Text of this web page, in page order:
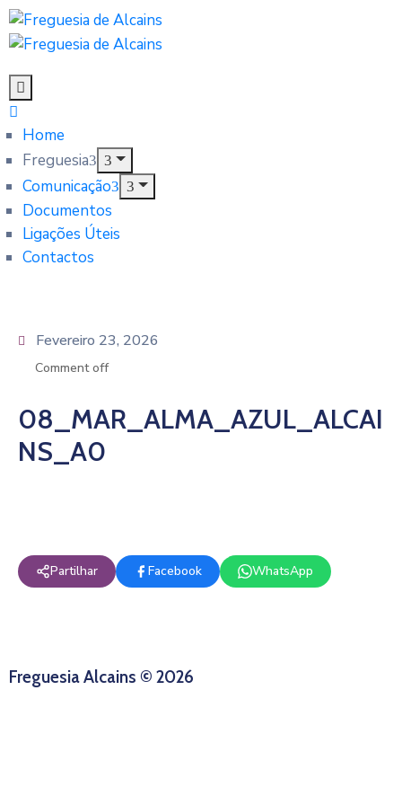
Home
Freguesia
Comunicação
Documentos
Ligações Úteis
Contactos
Fevereiro 23, 2026
Comment off
08_MAR_ALMA_AZUL_ALCAI
NS_A0
Partilhar Facebook WhatsApp
Freguesia Alcains © 2026